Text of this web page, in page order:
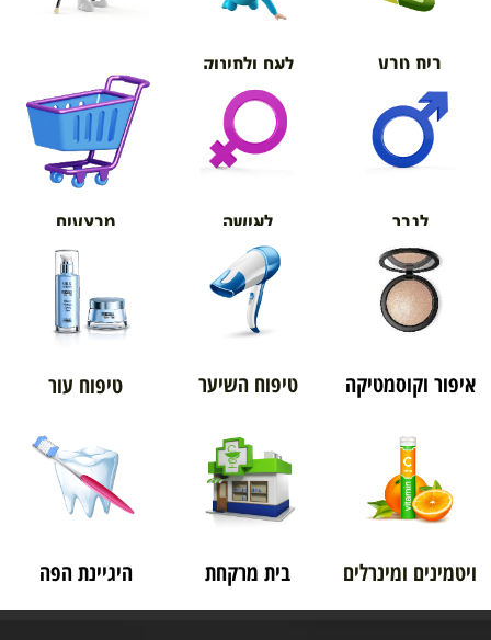
בית טבע לאם ולתינוק
אורטופדיה
לגבר לאישה מבצעים
איפור וקוסמטיקה טיפוח השיער טיפוח עור
ויטמינים ומינרלים בית מרקחת היגיינת הפה